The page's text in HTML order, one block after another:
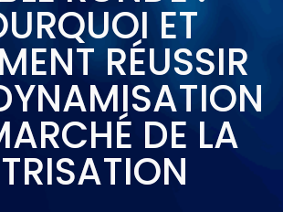
ET
RÉUSSIR
DE LA